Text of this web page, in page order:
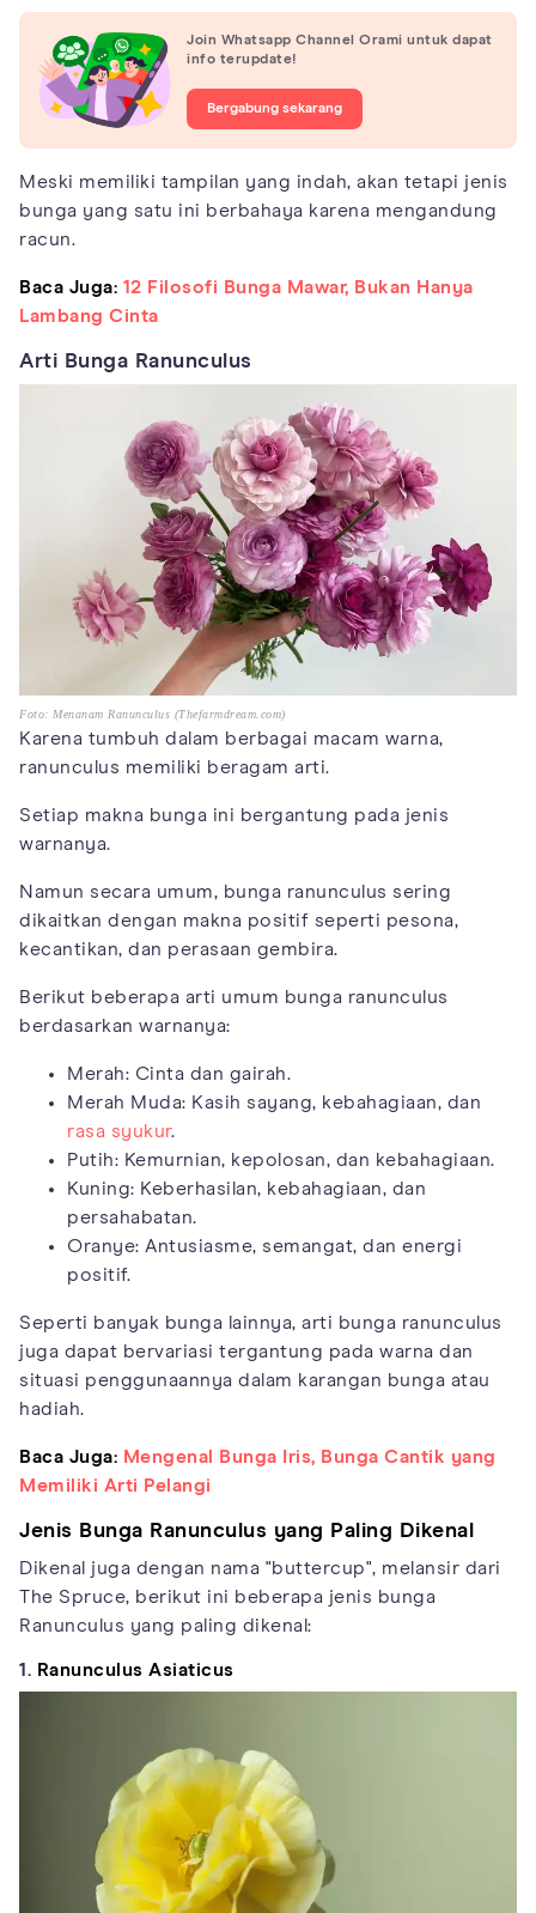
Join Whatsapp Channel Orami untuk dapat
info terupdate!
Bergabung sekarang
Meski memiliki tampilan yang indah, akan tetapi jenis
bunga yang satu ini berbahaya karena mengandung
racun.
Baca Juga: 12 Filosofi Bunga Mawar, Bukan Hanya
Lambang Cinta
Arti Bunga Ranunculus
Foto: Menanam Ranunculus (Thefarmdream.com)
Karena tumbuh dalam berbagai macam warna,
ranunculus memiliki beragam arti.
Setiap makna bunga ini bergantung pada jenis
warnanya.
Namun secara umum, bunga ranunculus sering
dikaitkan dengan makna positif seperti pesona,
kecantikan, dan perasaan gembira.
Berikut beberapa arti umum bunga ranunculus
berdasarkan warnanya:
Merah: Cinta dan gairah.
Merah Muda: Kasih sayang, kebahagiaan, dan
rasa syukur.
Putih: Kemurnian, kepolosan, dan kebahagiaan.
Kuning: Keberhasilan, kebahagiaan, dan
persahabatan.
Oranye: Antusiasme, semangat, dan energi
positif.
Seperti banyak bunga lainnya, arti bunga ranunculus
juga dapat bervariasi tergantung pada warna dan
situasi penggunaannya dalam karangan bunga atau
hadiah.
Baca Juga: Mengenal Bunga Iris, Bunga Cantik yang
Memiliki Arti Pelangi
Jenis Bunga Ranunculus yang Paling Dikenal
Dikenal juga dengan nama "buttercup", melansir dari
The Spruce, berikut ini beberapa jenis bunga
Ranunculus yang paling dikenal:
1. Ranunculus Asiaticus